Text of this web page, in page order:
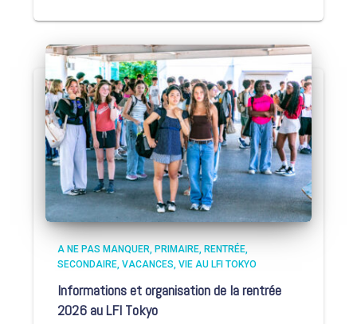
A NE PAS MANQUER PRIMAIRE RENTRÉE
SECONDAIRE VACANCES VIE AU LFI TOKYO
Informations et organisation de la rentrée
2026 au LFI Tokyo